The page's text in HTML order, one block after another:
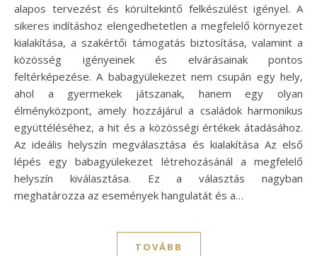
alapos tervezést és körültekintő felkészülést igényel. A
sikeres indításhoz elengedhetetlen a megfelelő környezet
kialakítása, a szakértői támogatás biztosítása, valamint a
közösség igényeinek és elvárásainak pontos
feltérképezése. A babagyülekezet nem csupán egy hely,
ahol a gyermekek játszanak, hanem egy olyan
élményközpont, amely hozzájárul a családok harmonikus
együttéléséhez, a hit és a közösségi értékek átadásához.
Az ideális helyszín megválasztása és kialakítása Az első
lépés egy babagyülekezet létrehozásánál a megfelelő
helyszín kiválasztása. Ez a választás nagyban
meghatározza az események hangulatát és a…
TOVÁBB